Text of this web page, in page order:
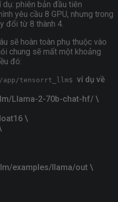
dụ: phiên bản đầu tiên
yêu cầu 8 GPU, nhưng trong
đổi từ 8 thành 4.
sẽ hoàn toàn phụ thuộc vào
chung sẽ mất một khoảng
đó:
app/tensorrt_llm$ ví dụ về
Llama-2-70b-chat-hf/ \
\
examples/llama/out \